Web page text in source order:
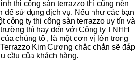
thi công sàn terrazzo thì cũng nên
để sử dụng dịch vụ. Nếu như các bạn
công ty thi công sàn terrazzo uy tín và
thì hãy đến với Công ty TNHH
chúng tôi, là một đơn vị lớn trong
Kim Cương chắc chắn sẽ đáp
cầu của khách hàng.